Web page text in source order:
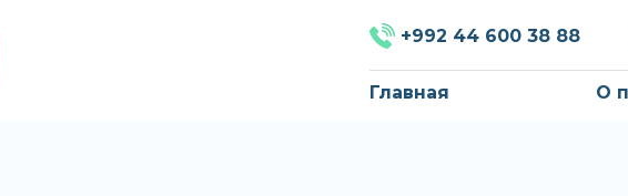
+992 44 600 38 88
Главная О